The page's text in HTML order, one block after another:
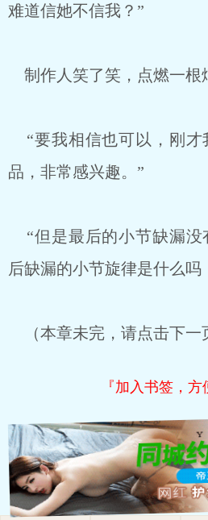
难道信她不信我？”
制作人笑了笑，点燃一根
“要我相信也可以，刚才
品，非常感兴趣。”
“但是最后的小节缺漏没
后缺漏的小节旋律是什么吗
（本章未完，请点击下一
『加入书签，方